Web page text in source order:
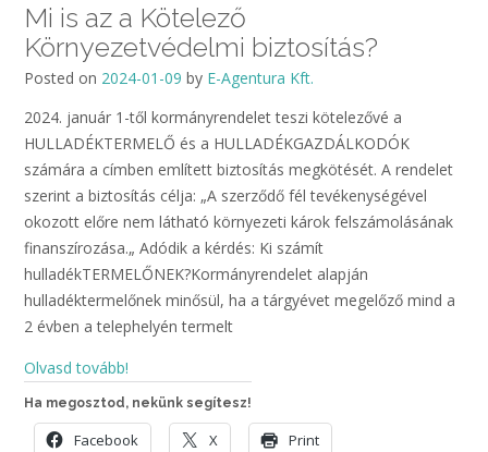
Mi is az a Kötelező
Környezetvédelmi biztosítás?
Posted on 2024-01-09 by E-Agentura Kft.
2024. január 1-től kormányrendelet teszi kötelezővé a
HULLADÉKTERMELŐ és a HULLADÉKGAZDÁLKODÓK
számára a címben említett biztosítás megkötését. A rendelet
szerint a biztosítás célja: „A szerződő fél tevékenységével
okozott előre nem látható környezeti károk felszámolásának
finanszírozása.„ Adódik a kérdés: Ki számít
hulladékTERMELŐNEK?Kormányrendelet alapján
hulladéktermelőnek minősül, ha a tárgyévet megelőző mind a
2 évben a telephelyén termelt
Olvasd tovább!
Ha megosztod, nekünk segítesz!
Facebook X Print